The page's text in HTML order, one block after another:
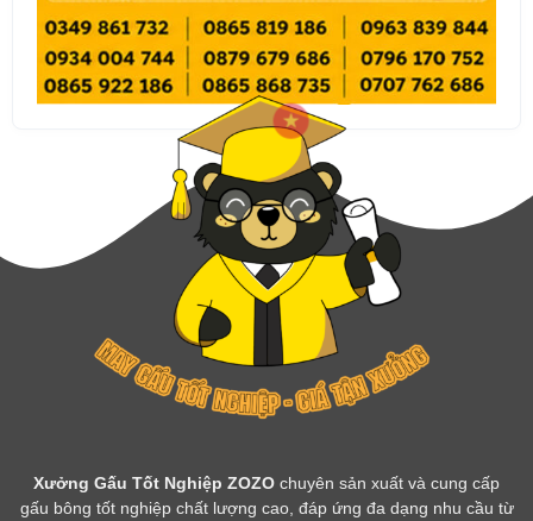
Xưởng Gấu Tốt Nghiệp ZOZO chuyên sản xuất và cung cấp
gấu bông tốt nghiệp chất lượng cao, đáp ứng đa dạng nhu cầu từ